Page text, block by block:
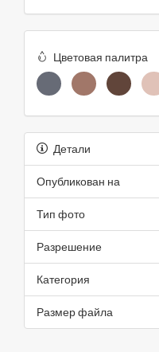
Цветовая палитра
Детали
Опубликован на
Тип фото
Разрешение
Категория
Размер файла